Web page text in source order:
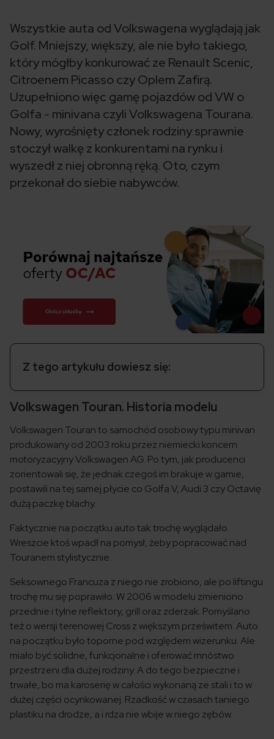
Wszystkie auta od Volkswagena wyglądają jak
Golf. Mniejszy, większy, ale nie było takiego,
który mógłby konkurować ze Renault Scenic,
Citroenem Picasso czy Oplem Zafirą.
Uzupełniono więc gamę pojazdów od VW o
Golfa - minivana czyli Volkswagena Tourana.
Nowy, wyrośnięty członek rodziny sprawnie
stoczył walkę z konkurentami na rynku i
wyszedł z niej obronną ręką. Oto, czym
przekonał do siebie nabywców.
Z tego artykułu dowiesz się:
Volkswagen Touran. Historia modelu
Volkswagen Touran to samochód osobowy typu minivan
produkowany od 2003 roku przez niemiecki koncern
motoryzacyjny Volkswagen AG. Po tym, jak producenci
zorientowali się, że jednak czegoś im brakuje w gamie,
postawili na tej samej płycie co Golfa V, Audi 3 czy Octavię
dużą paczkę blachy.
Faktycznie na początku auto tak trochę wyglądało.
Wreszcie ktoś wpadł na pomysł, żeby popracować nad
Touranem stylistycznie.
Seksownego Francuza z niego nie zrobiono, ale po liftingu
trochę mu się poprawiło. W 2006 w modelu zmieniono
przednie i tylne reflektory, grill oraz zderzak. Pomyślano
też o wersji terenowej Cross z większym prześwitem. Auto
na początku było toporne pod względem wizerunku. Ale
miało być solidne, funkcjonalne i oferować mnóstwo
przestrzeni dla dużej rodziny. A do tego bezpieczne i
trwałe, bo ma karoserię w całości wykonaną ze stali i to w
dużej części ocynkowanej. Rzadkość w czasach taniego
plastiku na drodze, a i rdza nie wbije w niego zębów.